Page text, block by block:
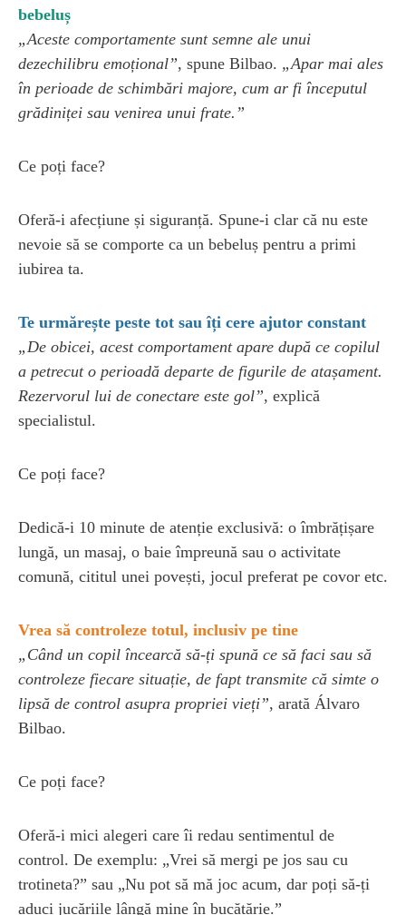
bebeluș
„Aceste comportamente sunt semne ale unui
dezechilibru emoțional”, spune Bilbao. „Apar mai ales
în perioade de schimbări majore, cum ar fi începutul
grădiniței sau venirea unui frate.”
Ce poți face?
Oferă-i afecțiune și siguranță. Spune-i clar că nu este
nevoie să se comporte ca un bebeluș pentru a primi
iubirea ta.
Te urmărește peste tot sau îți cere ajutor constant
„De obicei, acest comportament apare după ce copilul
a petrecut o perioadă departe de figurile de atașament.
Rezervorul lui de conectare este gol”, explică
specialistul.
Ce poți face?
Dedică-i 10 minute de atenție exclusivă: o îmbrățișare
lungă, un masaj, o baie împreună sau o activitate
comună, cititul unei povești, jocul preferat pe covor etc.
Vrea să controleze totul, inclusiv pe tine
„Când un copil încearcă să-ți spună ce să faci sau să
controleze fiecare situație, de fapt transmite că simte o
lipsă de control asupra propriei vieți”, arată Álvaro
Bilbao.
Ce poți face?
Oferă-i mici alegeri care îi redau sentimentul de
control. De exemplu: „Vrei să mergi pe jos sau cu
trotineta?” sau „Nu pot să mă joc acum, dar poți să-ți
aduci jucăriile lângă mine în bucătărie.”